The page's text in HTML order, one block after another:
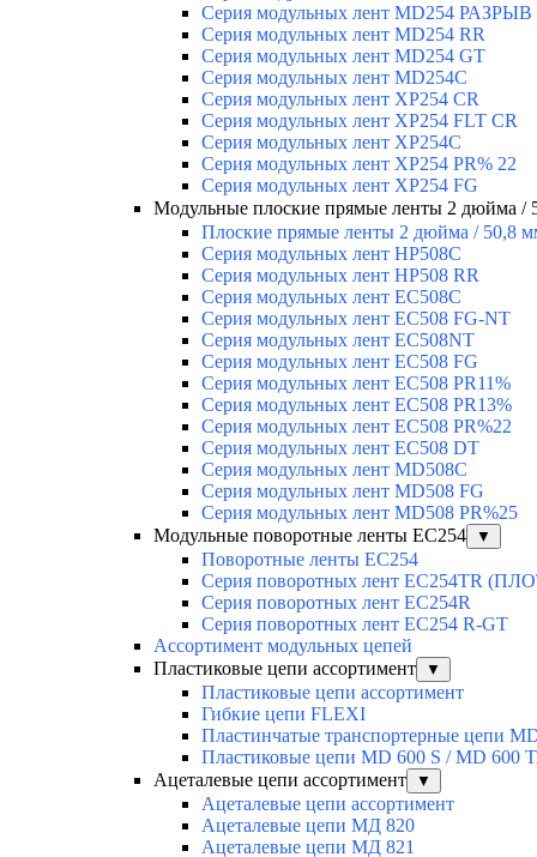
Серия модульных лент MD254 РАЗРЫВ
Серия модульных лент MD254 RR
Серия модульных лент MD254 GT
Серия модульных лент MD254C
Серия модульных лент XP254 CR
Серия модульных лент XP254 FLT CR
Серия модульных лент XP254C
Серия модульных лент XP254 PR% 22
Серия модульных лент XP254 FG
Модульные плоские прямые ленты 2 дюйма /
Плоские прямые ленты 2 дюйма / 50,8
Серия модульных лент HP508C
Серия модульных лент HP508 RR
Серия модульных лент EC508C
Серия модульных лент EC508 FG-NT
Серия модульных лент EC508NT
Серия модульных лент EC508 FG
Серия модульных лент EC508 PR11%
Серия модульных лент EC508 PR13%
Серия модульных лент EC508 PR%22
Серия модульных лент EC508 DT
Серия модульных лент MD508C
Серия модульных лент MD508 FG
Серия модульных лент MD508 PR%25
Модульные поворотные ленты EC254
▼
Поворотные ленты EC254
Серия поворотных лент EC254TR
Серия поворотных лент EC254R
Серия поворотных лент EC254 R-GT
Ассортимент модульных цепей
Пластиковые цепи ассортимент
▼
Пластиковые цепи ассортимент
Гибкие цепи FLEXI
Пластинчатые транспортерные цепи
Пластиковые цепи MD 600 S / MD 600
Ацеталевые цепи ассортимент
▼
Ацеталевые цепи ассортимент
Ацеталевые цепи МД 820
Ацеталевые цепи МД 821